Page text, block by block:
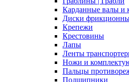
Карданные валы и
Диски
Крепежи
Крестовины
Лапы
Ленты
Ножи и
Пальцы
Подшипники